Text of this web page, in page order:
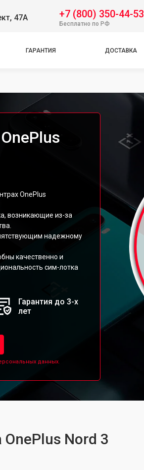
47А +7 (800) 350-44-53
Бесплатно по РФ
ГАРАНТИЯ ДОСТАВКА
OnePlus
возникающие из-за
надежному
качественно и
сим-лотка
Гарантия до 3-х
лет
данных.
Nord 3